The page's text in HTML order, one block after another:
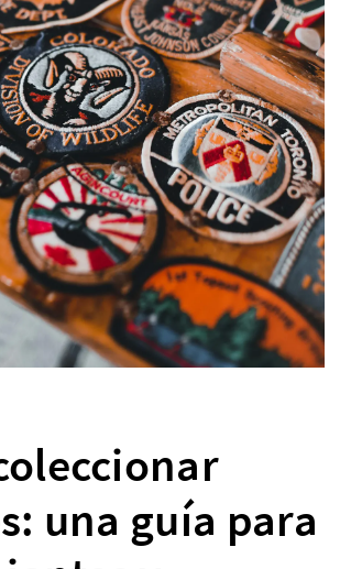
una guía para